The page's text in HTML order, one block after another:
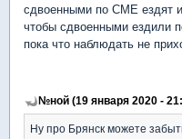
сдвоенными по СМЕ ездят
чтобы сдвоенными
пока что наблюдать не
№ной (19 января 2020 -
Ну про Брянск можете